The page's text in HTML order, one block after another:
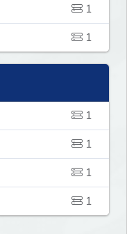
1
1
1
1
1
1